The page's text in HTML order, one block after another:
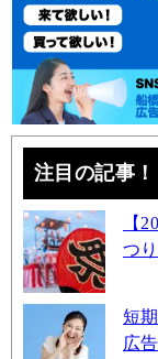
注目の記事！
【
つ
短
広